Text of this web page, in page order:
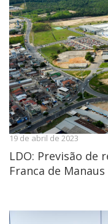
19 de abril de 2023
LDO: Previsão de
Franca de